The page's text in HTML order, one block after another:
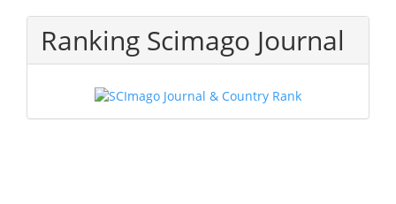
Ranking Scimago Journal